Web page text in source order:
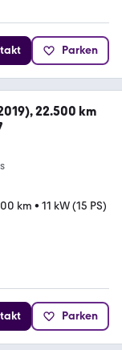
Parken
22.500 km
km • 11 kW (15 PS)
Parken